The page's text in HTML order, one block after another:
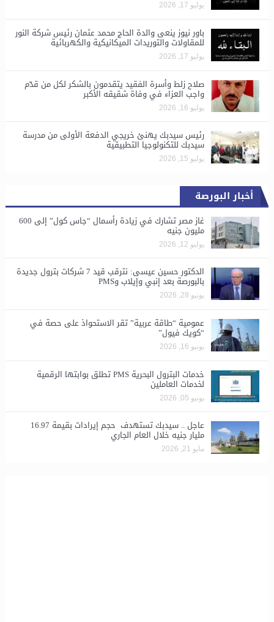
يوليو 17, 2026
باور نيوز ينعى والدة الحاج محمد عثمان رئيس شركة النور
للمقاولات والتوريدات الميكانيكية والكهربائية
يوليو 17, 2026
صلاح زلط وأسرة الفقيد يتقدمون بالشكر لكل من قدّم
واجب العزاء في وفاة شقيقه الأكبر
يوليو 16, 2026
رئيس سيدبك يهنئ خريجي الدفعة الأولى من مدرسة
سيدبك للتكنولوجيا التطبيقية
يوليو 15, 2026
أخبار البورصة
غاز مصر تشارك في زيادة رأسمال “جاس كول” إلى 600
مليون جنيه
يوليو 12, 2026
الدكتور حسين عيسى: نترقب قيد 7 شركات بترول جديدة
بالبورصة بعد إنبي وإيلاب وPMS
يونيو 28, 2026
​عمومية “طاقة عربية” تقر الاستحواذ على حصة في
“كويك فيول”
يونيو 16, 2026
خدمات البترول البحرية PMS تطلق بوابتها الرقمية
لخدمات العاملين
يونيو 05, 2026
عاجل .. سيدبك تستهدف حجم إيرادات بقيمة 16.97
مليار جنيه خلال العام الجاري
مايو 21, 2026